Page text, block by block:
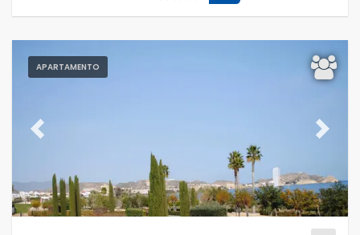
APARTAMENTO
Previous Next